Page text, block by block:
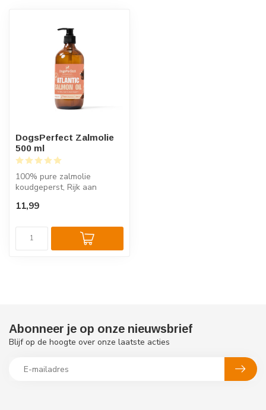
DogsPerfect Zalmolie
500 ml
100% pure zalmolie
koudgeperst, Rijk aan
Voor een gezond...
11,99
Abonneer je op onze nieuwsbrief
Blijf op de hoogte over onze laatste acties